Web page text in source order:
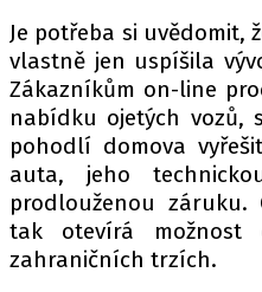
Je potřeba si uvědomit,
vlastně jen uspíšila
Zákazníkům on-line
nabídku ojetých vozů,
pohodlí domova
auta, jeho
prodlouženou záruku.
tak otevírá možnost
zahraničních trzích.